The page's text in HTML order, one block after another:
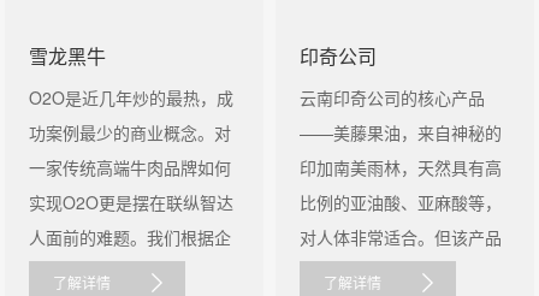
雪龙黑牛
O2O是近几年炒的最热，成
功案例最少的商业概念。对
一家传统高端牛肉品牌如何
实现O2O更是摆在联纵智达
人面前的难题。我们根据企
业拥......
了解详情
印奇公司
云南印奇公司的核心产品
——美藤果油，来自神秘的
印加南美雨林，天然具有高
比例的亚油酸、亚麻酸等，
对人体非常适合。但该产品
在国内属......
了解详情